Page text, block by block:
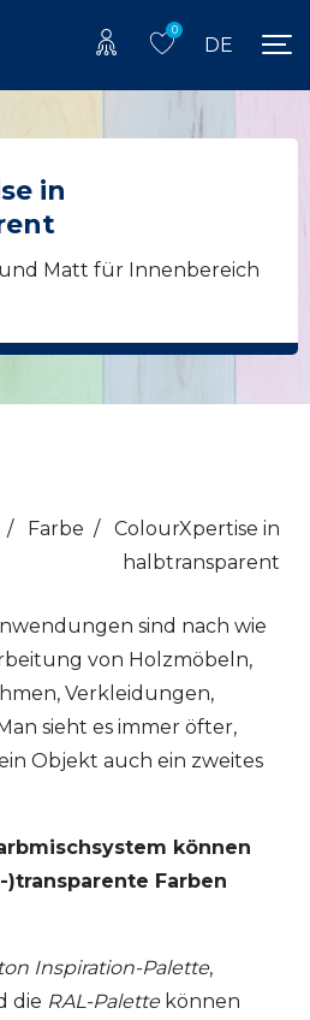
0
DE
in
Matt für Innenbereich
/ Farbe / ColourXpertise in
halbtransparent
sind nach wie
von Holzmöbeln,
Verkleidungen,
sieht es immer öfter,
Objekt auch ein zweites
können
Farben
Inspiration-Palette,
die RAL-Palettekönnen